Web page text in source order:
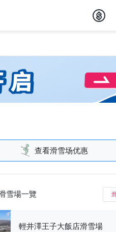
查看滑雪场优惠
雪場一覽
輕井澤王子大飯店滑雪場